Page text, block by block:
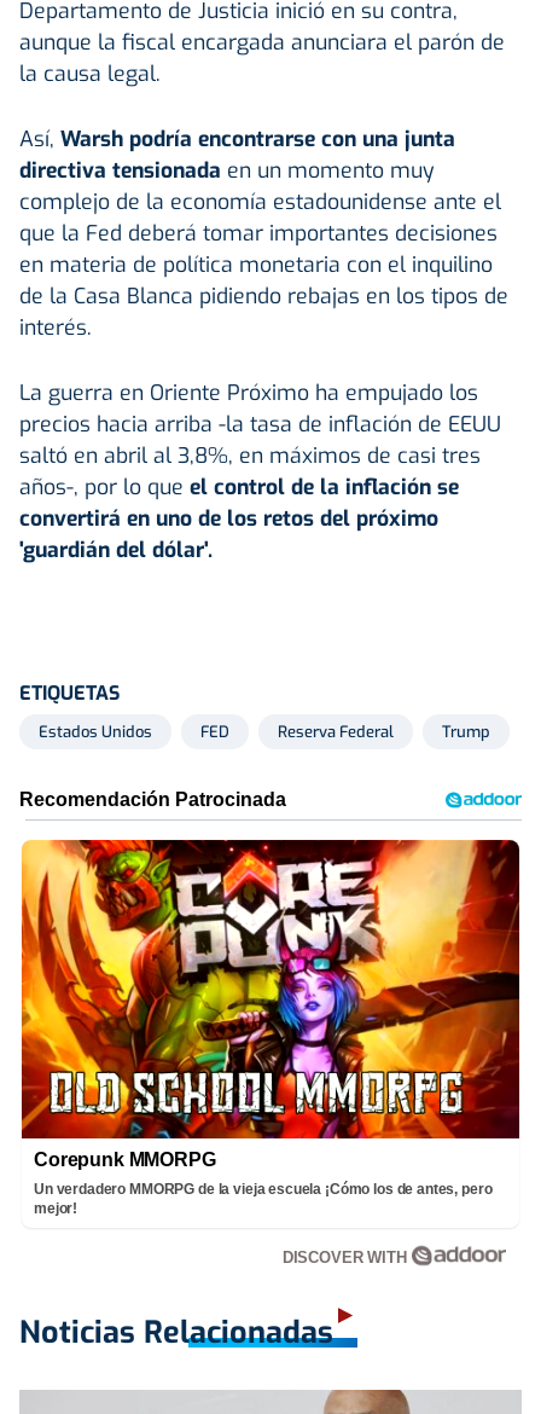
Departamento de Justicia inició en su contra,
aunque la fiscal encargada anunciara el parón de
la causa legal.
Así, Warsh podría encontrarse con una junta
directiva tensionada en un momento muy
complejo de la economía estadounidense ante el
que la Fed deberá tomar importantes decisiones
en materia de política monetaria con el inquilino
de la Casa Blanca pidiendo rebajas en los tipos de
interés.
La guerra en Oriente Próximo ha empujado los
precios hacia arriba -la tasa de inflación de EEUU
saltó en abril al 3,8%, en máximos de casi tres
años-, por lo que el control de la inflación se
convertirá en uno de los retos del próximo
'guardián del dólar'.
ETIQUETAS
Estados Unidos FED Reserva Federal Trump
Corepunk MMORPG
Un verdadero MMORPG de la vieja escuela ¡Cómo los de antes, pero
mejor!
DISCOVER WITH
Noticias Relacionadas